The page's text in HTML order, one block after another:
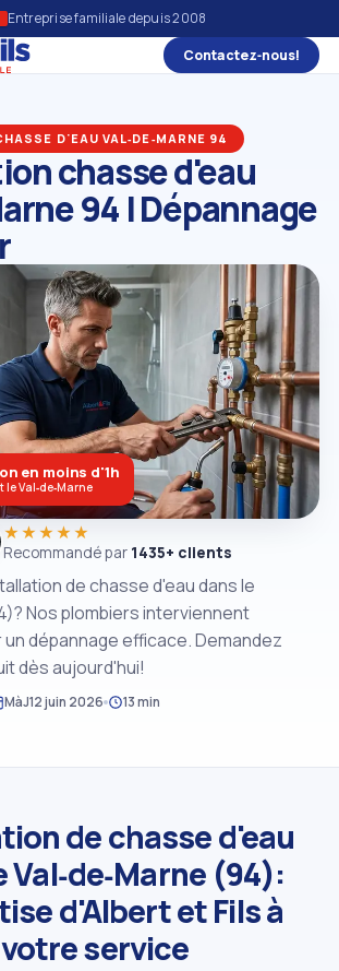
Entreprise familiale depuis 2008
Contactez‑nous!
D'EAU VAL‑DE‑MARNE 94
chasse d'eau
94 | Dépannage
de chasse d'eau dans le
Nos plombiers interviennent
dépannage efficace. Demandez
dès aujourd'hui!
MàJ12 juin 2026 13 min
★★★★★
Recommandé par 1435+ clients
en moins d'1h
Val‑de‑Marne
de chasse d'eau
Val‑de‑Marne (94):
d'Albert et Fils à
votre service